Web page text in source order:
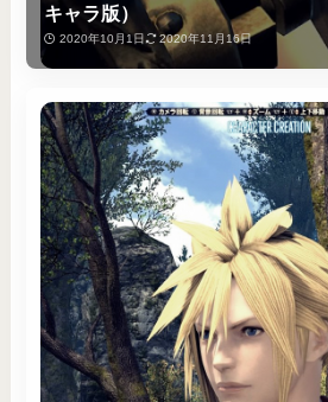
キャラ版）
2020年10月1日 2020年11月16日